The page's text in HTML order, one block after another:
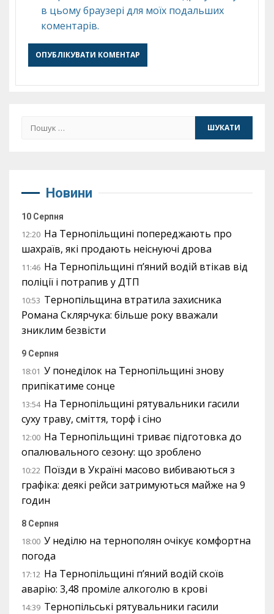
в цьому браузері для моїх подальших
коментарів.
Пошук:
Новини
10 Серпня
12:20 На Тернопільщині попереджають про
шахраїв, які продають неіснуючі дрова
11:46 На Тернопільщині п’яний водій втікав від
поліції і потрапив у ДТП
10:53 Тернопільщина втратила захисника
Романа Склярчука: більше року вважали
зниклим безвісти
9 Серпня
18:01 У понеділок на Тернопільщині знову
припікатиме сонце
13:54 На Тернопільщині рятувальники гасили
суху траву, сміття, торф і сіно
12:00 На Тернопільщині триває підготовка до
опалювального сезону: що зроблено
10:22 Поїзди в Україні масово вибиваються з
графіка: деякі рейси затримуються майже на 9
годин
8 Серпня
18:00 У неділю на тернополян очікує комфортна
погода
17:12 На Тернопільщині п’яний водій скоїв
аварію: 3,48 проміле алкоголю в крові
14:39 Тернопільські рятувальники гасили